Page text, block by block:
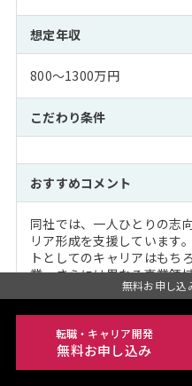
想定年収
800～1300万円
こだわり条件
おすすめコメント
同社では、一人ひとりの志
リア形成を支援しています
トとしてのキャリアはもち
業、さらには異なる事業領
キャリアの選択肢がありま
医療・介護・ヘルスケア・
多様な領域で複数の事業を
となくさまざまなビジネス
ながら、自身のキャリアを
無料お申し込
転職・キャリア開発
無料お申し込み